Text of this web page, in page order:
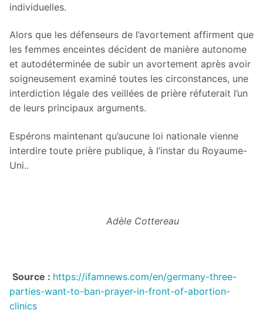
individuelles.
Alors que les défenseurs de l’avortement affirment que
les femmes enceintes décident de manière autonome
et autodéterminée de subir un avortement après avoir
soigneusement examiné toutes les circonstances, une
interdiction légale des veillées de prière réfuterait l’un
de leurs principaux arguments.
Espérons maintenant qu’aucune loi nationale vienne
interdire toute prière publique, à l’instar du Royaume-
Uni..
Adèle Cottereau
Source : https://ifamnews.com/en/germany-three-
parties-want-to-ban-prayer-in-front-of-abortion-
clinics